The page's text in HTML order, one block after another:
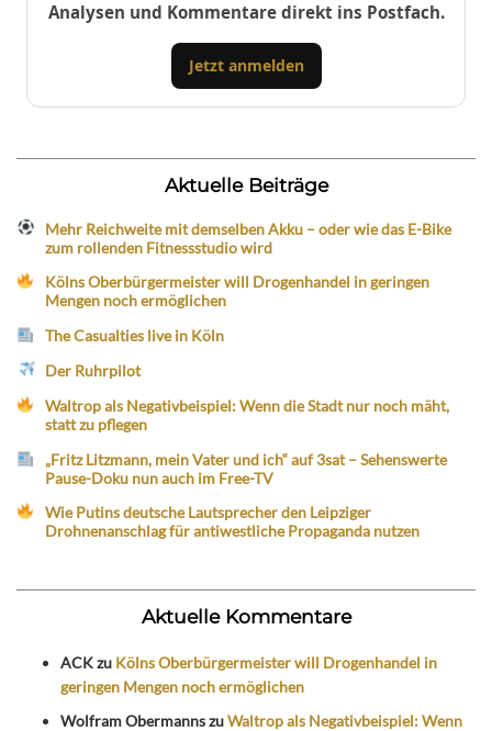
Analysen und Kommentare direkt ins Postfach.
Jetzt anmelden
Aktuelle Beiträge
Mehr Reichweite mit demselben Akku – oder wie das E-Bike
zum rollenden Fitnessstudio wird
Kölns Oberbürgermeister will Drogenhandel in geringen
Mengen noch ermöglichen
The Casualties live in Köln
Der Ruhrpilot
Waltrop als Negativbeispiel: Wenn die Stadt nur noch mäht,
statt zu pflegen
„Fritz Litzmann, mein Vater und ich“ auf 3sat – Sehenswerte
Pause-Doku nun auch im Free-TV
Wie Putins deutsche Lautsprecher den Leipziger
Drohnenanschlag für antiwestliche Propaganda nutzen
Aktuelle Kommentare
ACKzu Kölns Oberbürgermeister will Drogenhandel in
geringen Mengen noch ermöglichen
Wolfram ObermannszuWaltrop als Negativbeispiel: Wenn